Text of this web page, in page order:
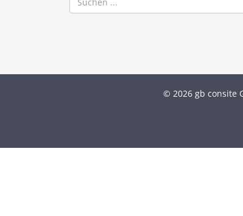
© 2026 gb consite